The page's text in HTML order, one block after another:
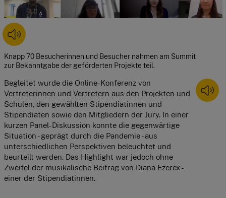
Knapp 70 Besucherinnen und Besucher nahmen am Summit
zur Bekanntgabe der geförderten Projekte teil.
Begleitet wurde die Online-Konferenz von
Vertreterinnen und Vertretern aus den Projekten und
Schulen, den gewählten Stipendiatinnen und
Stipendiaten sowie den Mitgliedern der Jury. In einer
kurzen Panel-Diskussion konnte die gegenwärtige
Situation - geprägt durch die Pandemie - aus
unterschiedlichen Perspektiven beleuchtet und
beurteilt werden. Das Highlight war jedoch ohne
Zweifel der musikalische Beitrag von Diana Ezerex -
einer der Stipendiatinnen.